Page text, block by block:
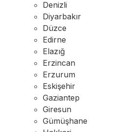
Denizli
Diyarbakır
Düzce
Edirne
Elazığ
Erzincan
Erzurum
Eskişehir
Gaziantep
Giresun
Gümüşhane